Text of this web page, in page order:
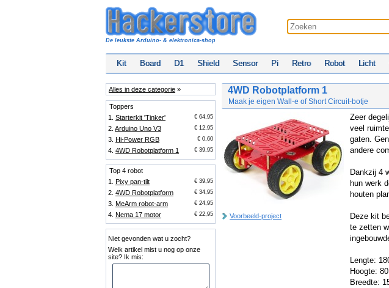
De leukste Arduino- & elektronica-shop
Kit Board D1 Shield Sensor Pi Retro Robot Licht
Alles in deze categorie »
Toppers
1. Starterkit 'Tinker' € 64,95
2. Arduino Uno V3 € 12,95
3. Hi-Power RGB € 0,60
4. 4WD Robotplatform 1 € 39,95
Top 4 robot
1. Pixy pan-tilt € 39,95
2. 4WD Robotplatform € 34,95
3. MeArm robot-arm € 24,95
4. Nema 17 motor € 22,95
Niet gevonden wat u zocht?
Welk artikel mist u nog op onze
site? Ik mis:
4WD Robotplatform 1
Maak je eigen Wall-e of Short Circuit-botje
Voorbeeld-project
Zeer
veel
gaten.
andere
Dankzij 4
hun werk
houten
Deze kit
te zetten
Lengte:
Hoogte:
Breedte: